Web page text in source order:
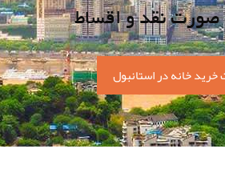
صورت نقد و اقساط
خانه در استانبول